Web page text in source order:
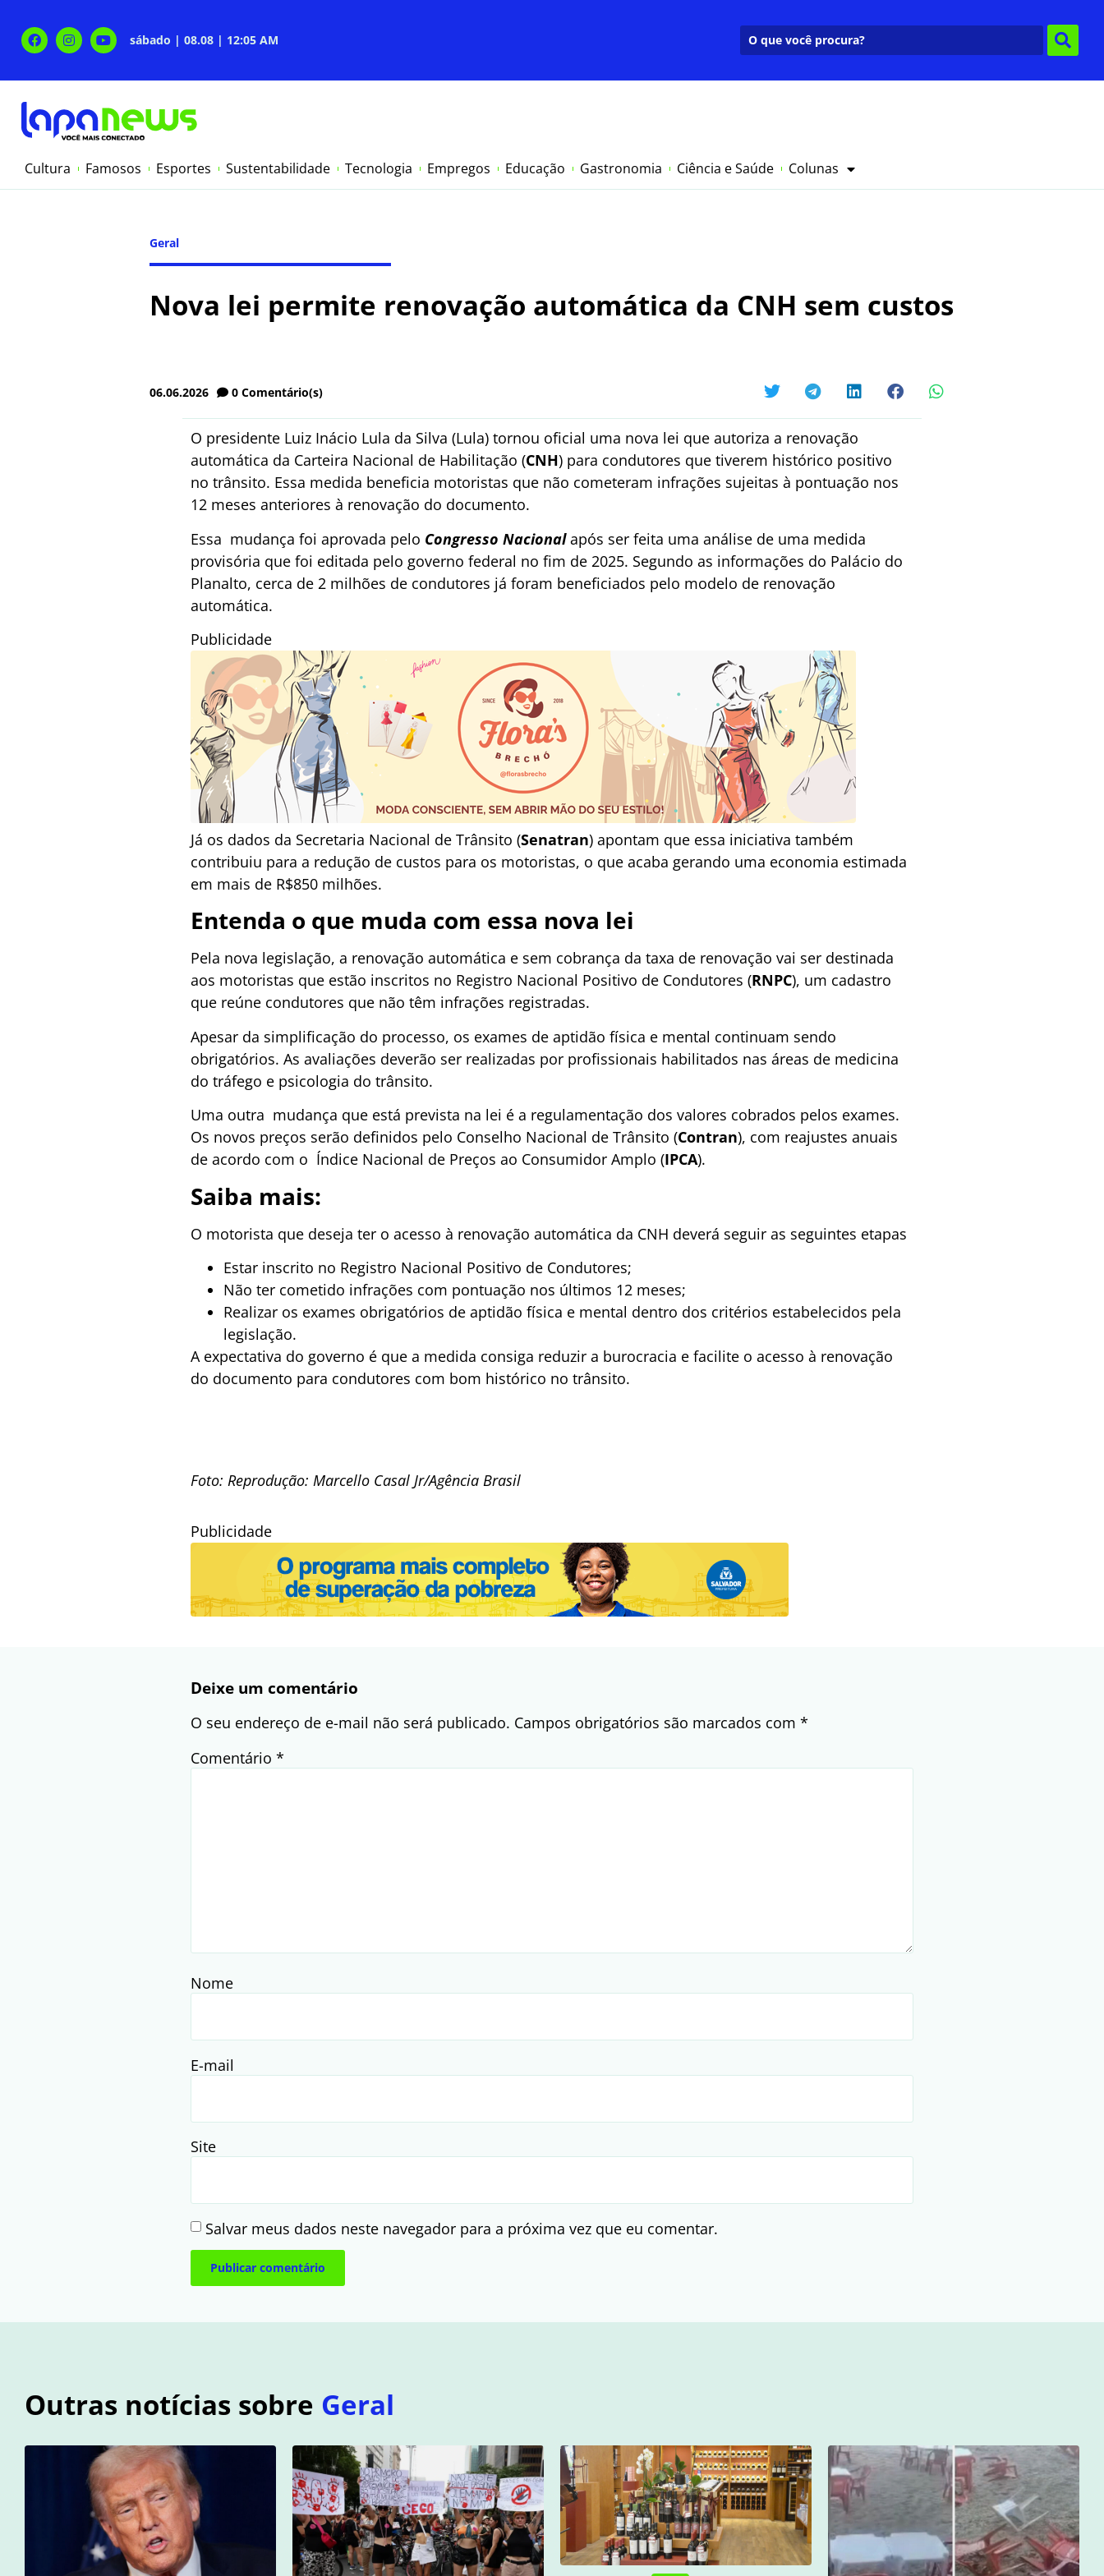
sábado | 08.08 | 12:05 AM
Cultura Famosos Esportes Sustentabilidade Tecnologia Empregos Educação Gastronomia Ciência e Saúde Colunas
Geral
Nova lei permite renovação automática da CNH sem custos
06.06.2026 0 Comentário(s)
O presidente Luiz Inácio Lula da Silva (Lula) tornou oficial uma nova lei que autoriza a renovação
automática da Carteira Nacional de Habilitação (CNH) para condutores que tiverem histórico positivo
no trânsito. Essa medida beneficia motoristas que não cometeram infrações sujeitas à pontuação nos
12 meses anteriores à renovação do documento.
Essa mudança foi aprovada pelo Congresso Nacionalapós ser feita uma análise de uma medida
provisória que foi editada pelo governo federal no fim de 2025. Segundo as informações do Palácio do
Planalto, cerca de 2 milhões de condutores já foram beneficiados pelo modelo de renovação
automática.
Publicidade
Já os dados da Secretaria Nacional de Trânsito (Senatran) apontam que essa iniciativa também
contribuiu para a redução de custos para os motoristas, o que acaba gerando uma economia estimada
em mais de R$850 milhões.
Entenda o que muda com essa nova lei
Pela nova legislação, a renovação automática e sem cobrança da taxa de renovação vai ser destinada
aos motoristas que estão inscritos no Registro Nacional Positivo de Condutores (RNPC), um cadastro
que reúne condutores que não têm infrações registradas.
Apesar da simplificação do processo, os exames de aptidão física e mental continuam sendo
obrigatórios. As avaliações deverão ser realizadas por profissionais habilitados nas áreas de medicina
do tráfego e psicologia do trânsito.
Uma outra mudança que está prevista na lei é a regulamentação dos valores cobrados pelos exames.
Os novos preços serão definidos pelo Conselho Nacional de Trânsito (Contran), com reajustes anuais
de acordo com o Índice Nacional de Preços ao Consumidor Amplo (IPCA).
Saiba mais:
O motorista que deseja ter o acesso à renovação automática da CNH deverá seguir as seguintes etapas
Estar inscrito no Registro Nacional Positivo de Condutores;
Não ter cometido infrações com pontuação nos últimos 12 meses;
Realizar os exames obrigatórios de aptidão física e mental dentro dos critérios estabelecidos pela
legislação.
A expectativa do governo é que a medida consiga reduzir a burocracia e facilite o acesso à renovação
do documento para condutores com bom histórico no trânsito.
Foto: Reprodução: Marcello Casal Jr/Agência Brasil
Publicidade
Deixe um comentário
O seu endereço de e-mail não será publicado. Campos obrigatórios são marcados com *
Comentário *
Nome
E-mail
Site
Salvar meus dados neste navegador para a próxima vez que eu comentar.
Outras notícias sobre Geral